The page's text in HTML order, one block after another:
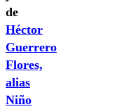
de
Héctor
Guerrero
Flores,
alias
Niño